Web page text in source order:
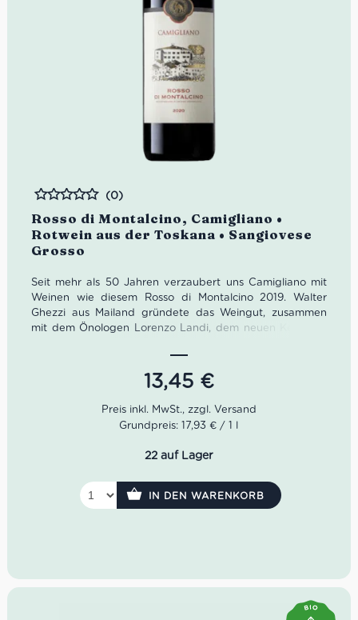
Rosso di Montalcino, Camigliano •
Rotwein aus der Toskana • Sangiovese
Grosso
Bewertet
(0)
Seit mehr als 50 Jahren verzaubert uns Camigliano mit
Weinen wie diesem Rosso di Montalcino 2019. Walter
Ghezzi aus Mailand gründete das Weingut, zusammen
mit dem Önologen Lorenzo Landi, dem neuen Keller als
Wirklichkeit. Nachdem Walter Ghezzi seinem Sohn
Gualtiero und dessen Ehefrau Laura das Weingut
vermachte, leitet das Paar Camigliano.
zwölf Flaschendes sehr gut lagerfähigen Rosso
di Montalcino 2019 der Cantine Camigliano
Lieferung bereits Versandkostenfrei
Geruch: dunkle Waldbeeren, Tabak, Kirsch
Geschmack: samtige Tannine, lange anhaltend,
guter Druck
13,45 €
Grundpreis: 17,93 € / 1 l
22 auf Lager
IN DEN WARENKORB